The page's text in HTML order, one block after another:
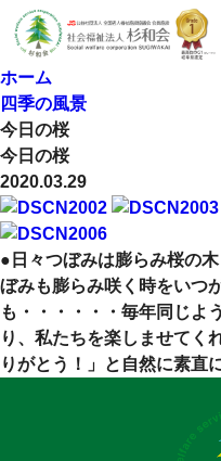
ホーム
四季の風景
今日の桜
今日の桜
2020.03.29
●日々つぼみは膨らみ桜の
ぼみも膨らみ咲く時をいつ
も・・・・・・毎年同じよ
り、私たちを楽しませてく
りがとう！」と自然に素直